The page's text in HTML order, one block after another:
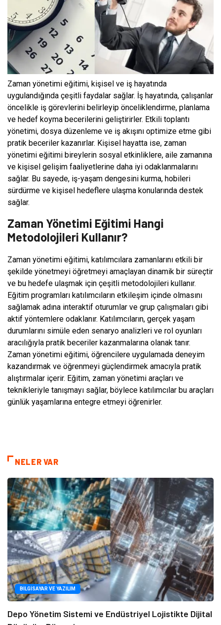
Zaman yönetimi eğitimi, kişisel ve iş hayatında
uygulandığında çeşitli faydalar sağlar. İş hayatında, çalışanlar
öncelikle iş görevlerini belirleyip önceliklendirme, planlama
ve hedef koyma becerilerini geliştirirler. Etkili toplantı
yönetimi, dosya düzenleme ve iş akışını optimize etme gibi
pratik beceriler kazanırlar. Kişisel hayatta ise, zaman
yönetimi eğitimi bireylerin sosyal etkinliklere, aile zamanına
ve kişisel gelişim faaliyetlerine daha iyi odaklanmalarını
sağlar. Bu sayede, iş-yaşam dengesini kurma, hobileri
sürdürme ve kişisel hedeflere ulaşma konularında destek
sağlar.
Zaman Yönetimi Eğitimi Hangi
Metodolojileri Kullanır?
Zaman yönetimi eğitimi, katılımcılara zamanlarını etkili bir
şekilde yönetmeyi öğretmeyi amaçlayan dinamik bir süreçtir
ve bu hedefe ulaşmak için çeşitli metodolojileri kullanır.
Eğitim programları katılımcıların etkileşim içinde olmasını
sağlamak adına interaktif oturumlar ve grup çalışmaları gibi
aktif yöntemlere odaklanır. Katılımcıların, gerçek yaşam
durumlarını simüle eden senaryo analizleri ve rol oyunları
aracılığıyla pratik beceriler kazanmalarına olanak tanır.
Zaman yönetimi eğitimi, öğrencilere uygulamada deneyim
kazandırmak ve öğrenmeyi güçlendirmek amacıyla pratik
alıştırmalar içerir. Eğitim, zaman yönetimi araçları ve
teknikleriyle tanışmayı sağlar, böylece katılımcılar bu araçları
günlük yaşamlarına entegre etmeyi öğrenirler.
NELER VAR
BILGISAYAR VE YAZILIM
Depo Yönetim Sistemi ve Endüstriyel Lojistikte Dijital